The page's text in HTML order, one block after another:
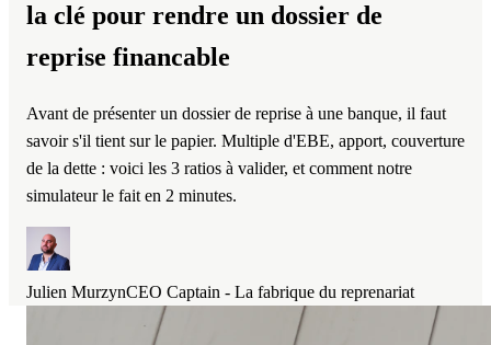
la clé pour rendre un dossier de
reprise financable
Avant de présenter un dossier de reprise à une banque, il faut
savoir s'il tient sur le papier. Multiple d'EBE, apport, couverture
de la dette : voici les 3 ratios à valider, et comment notre
simulateur le fait en 2 minutes.
Julien MurzynCEO Captain - La fabrique du reprenariat